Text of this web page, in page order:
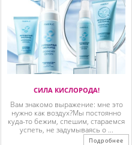
СИЛА КИСЛОРОДА!
Вам знакомо выражение: мне это
нужно как воздух?Мы постоянно
куда-то бежим, спешим, стараемся
успеть, не задумываясь о ...
Подробнее